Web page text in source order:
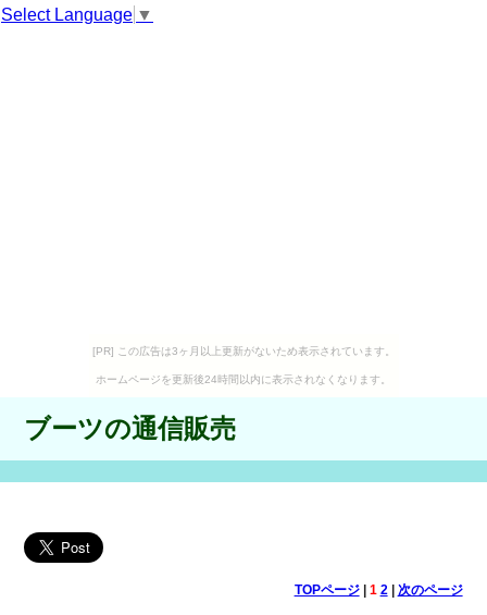
Select Language ▼
[PR] この広告は3ヶ月以上更新がないため表示されています。
ホームページを更新後24時間以内に表示されなくなります。
ブーツの通信販売
TOPページ| 1 2| 次のページ